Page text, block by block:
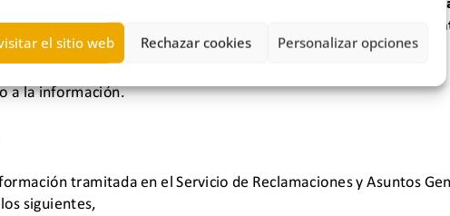
el sitio web Rechazar cookies Personalizar opciones